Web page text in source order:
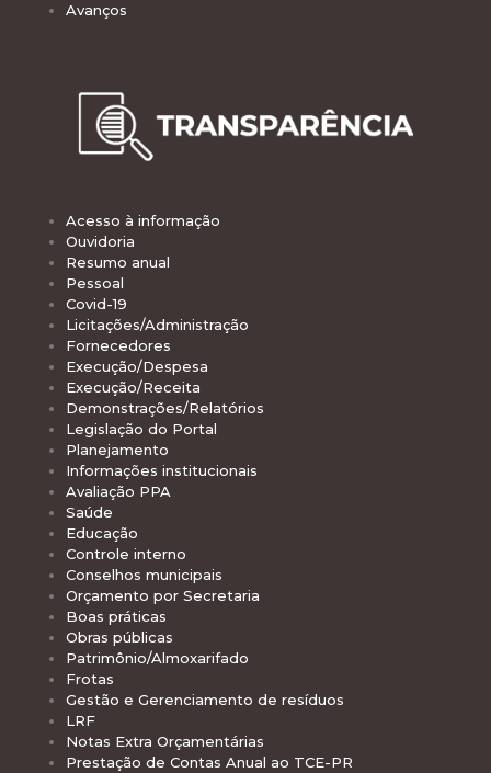
Avanços
Acesso à informação
Ouvidoria
Resumo anual
Pessoal
Covid-19
Licitações/Administração
Fornecedores
Execução/Despesa
Execução/Receita
Demonstrações/Relatórios
Legislação do Portal
Planejamento
Informações institucionais
Avaliação PPA
Saúde
Educação
Controle interno
Conselhos municipais
Orçamento por Secretaria
Boas práticas
Obras públicas
Patrimônio/Almoxarifado
Frotas
Gestão e Gerenciamento de resíduos
LRF
Notas Extra Orçamentárias
Prestação de Contas Anual ao TCE-PR